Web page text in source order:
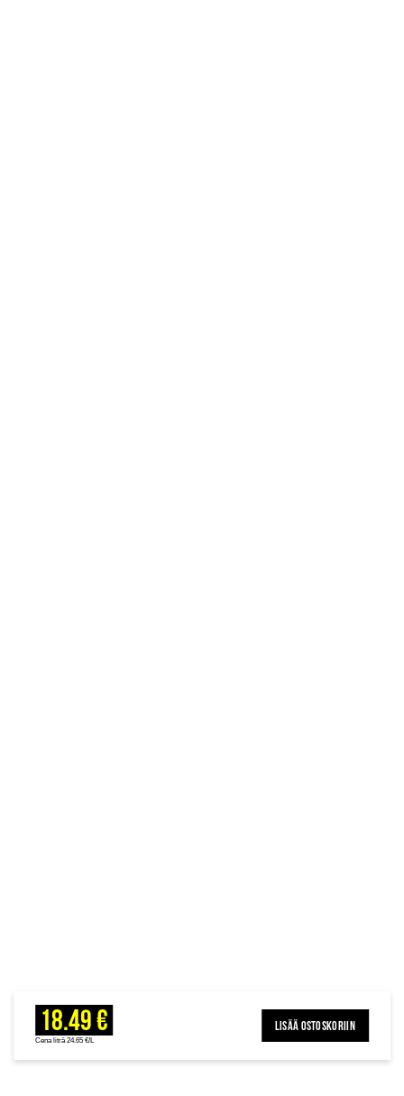
18.49 €
Cena litrā 24.65 €/L
LISÄÄ OSTOSKORIIN